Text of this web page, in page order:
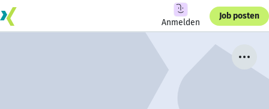
Anmelden
Job posten